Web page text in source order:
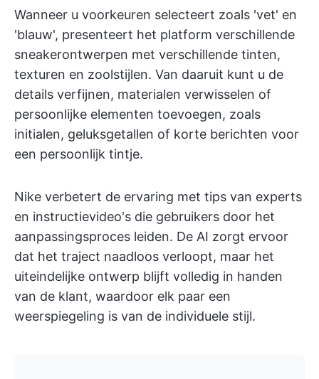
Wanneer u voorkeuren selecteert zoals 'vet' en
'blauw', presenteert het platform verschillende
sneakerontwerpen met verschillende tinten,
texturen en zoolstijlen. Van daaruit kunt u de
details verfijnen, materialen verwisselen of
persoonlijke elementen toevoegen, zoals
initialen, geluksgetallen of korte berichten voor
een persoonlijk tintje.
Nike verbetert de ervaring met tips van experts
en instructievideo's die gebruikers door het
aanpassingsproces leiden. De AI zorgt ervoor
dat het traject naadloos verloopt, maar het
uiteindelijke ontwerp blijft volledig in handen
van de klant, waardoor elk paar een
weerspiegeling is van de individuele stijl.